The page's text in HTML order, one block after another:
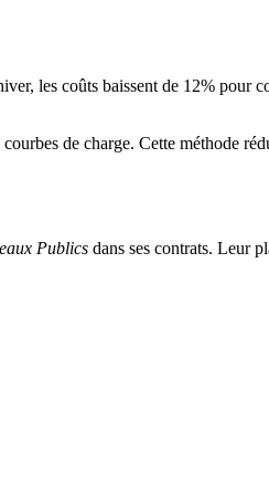
les coûts baissent de 12% pour
de charge. Cette méthode
Publics dans ses contrats. Leur